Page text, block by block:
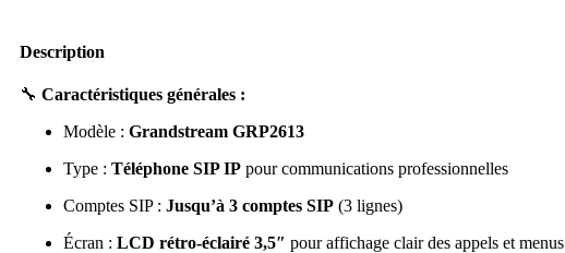
Description
🔧 Caractéristiques générales :
Modèle : Grandstream GRP2613
Type : Téléphone SIP IP pour communications professionnelles
Comptes SIP : Jusqu’à 3 comptes SIP (3 lignes)
Écran : LCD rétro‑éclairé 3,5″ pour affichage clair des appels et menus